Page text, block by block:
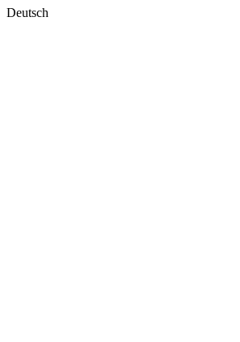
Deutsch